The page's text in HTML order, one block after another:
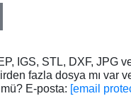
IGS, STL, DXF, JPG
fazla dosya mı var
E-posta: [email